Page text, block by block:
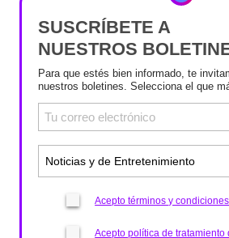
SUSCRÍBETE A
NUESTROS
Para que estés bien informado, te
nuestros boletines. Selecciona el que
Acepto términos y condiciones
Acepto política de tratamiento